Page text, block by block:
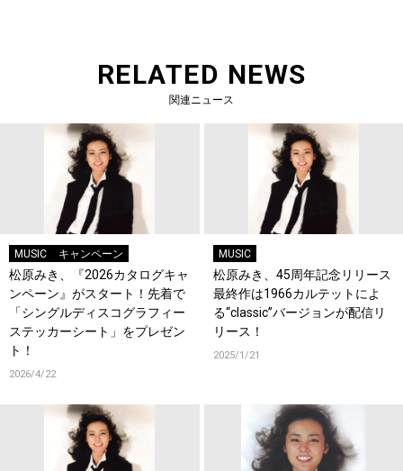
RELATED NEWS
関連ニュース
MUSIC キャンペーン
松原みき、『2026カタログキャ
ンペーン』がスタート！先着で
「シングルディスコグラフィー
ステッカーシート」をプレゼン
ト！
2026/4/22
MUSIC
松原みき、45周年記念リリース
最終作は1966カルテットによ
る“classic”バージョンが配信リ
リース！
2025/1/21